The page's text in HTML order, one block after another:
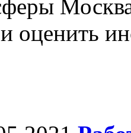
оценить